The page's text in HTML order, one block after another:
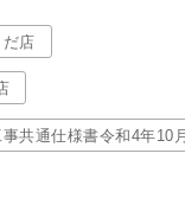
店
共通仕様書令和4年10